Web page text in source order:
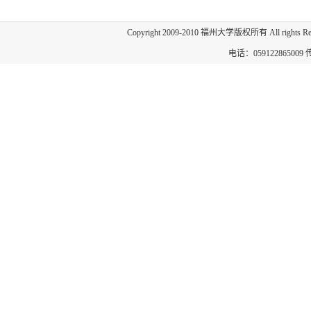
Copyright 2009-2010 福州大学版权所有 All rights
电话：059122865009